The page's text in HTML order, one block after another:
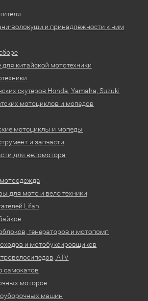
волокуши и принадлежности к ним
для китайской мототехники
скутеров Honda, Yamaha, Suzuki
мотоциклов и мопедов
мотоциклы и мопеды
и запчасти
для веломотора
для мото и вело техники
Lifan
генераторов и мотопомп
и мотобуксировщиков
ATV
самокатов
моторов
машин